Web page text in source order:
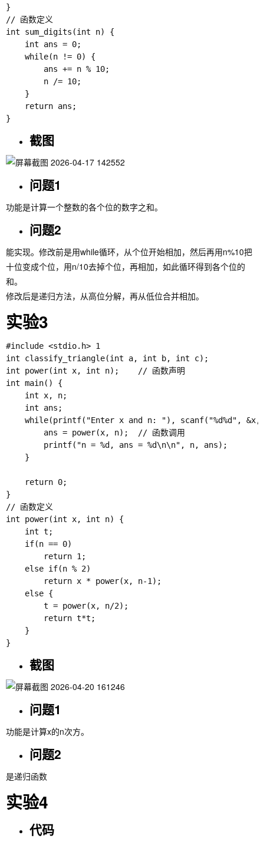
}
// 函数定义
int sum_digits(int n) {
    int ans = 0;
    while(n != 0) {
        ans += n % 10;
        n /= 10;
    }
    return ans;
截图
问题1
功能是计算一个整数的各个位的数字之和。
问题2
能实现。修改前是用while循环，从个位开始相加，然后再用n%10把
十位变成个位，用n/10去掉个位，再相加，如此循环得到各个位的
和。
修改后是递归方法，从高位分解，再从低位合并相加。
实验3
#include <stdio.h> 1
int classify_triangle(int a, int b, int c);
int power(int x, int n);    // 函数声明
int main() {
    int x, n;
    int ans;
while(printf("Enter x and n: "), scanf("%d%d", &x,
        ans = power(x, n);  // 函数调用
        printf("n = %d, ans = %d\n\n", n, ans);
    }
    return 0;
}
// 函数定义
int power(int x, int n) {
    int t;
    if(n == 0)
        return 1;
    else if(n % 2)
        return x * power(x, n-1);
    else {
        t = power(x, n/2);
        return t*t;
    }
截图
问题1
功能是计算x的n次方。
问题2
是递归函数
实验4
代码